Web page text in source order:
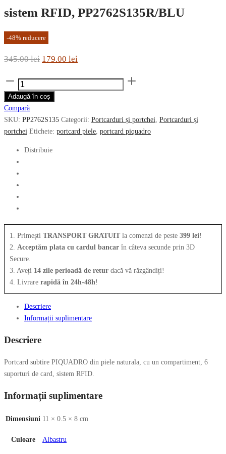
sistem RFID, PP2762S135R/BLU
-48% reducere
345.00lei Prețul
fost:
345.00 lei.
179.00 lei
Cantitate
Portcard
subtire
sistem
RFID,
PP2762S135R/BLU
Adaugă în coș
Compară
SKU: PP2762S135 Categorii: Portcarduri și portchei Portcarduri și
portchei Etichete: portcard piele portcard piquadro
Distribuie
1. Primești TRANSPORT GRATUIT la comenzi de peste 399 lei!
2. Acceptăm plata cu cardul bancar în câteva secunde prin 3D
Secure.
3. Aveți 14 zile perioadă de retur dacă vă răzgândiți!
4. Livrare rapidă în 24h-48h!
Descriere
Informații suplimentare
Descriere
Portcard subtire PIQUADRO din piele naturala, cu un compartiment, 6
suporturi de card, sistem RFID.
Informații suplimentare
Dimensiuni 11 × 0.5 × 8 cm
Culoare Albastru